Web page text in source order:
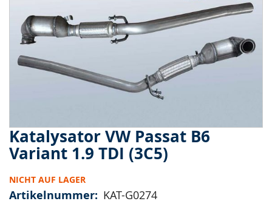
Katalysator VW Passat B6
Variant 1.9 TDI (3C5)
NICHT AUF LAGER
Artikelnummer KAT-G0274
Zum
Anfang
der
springen